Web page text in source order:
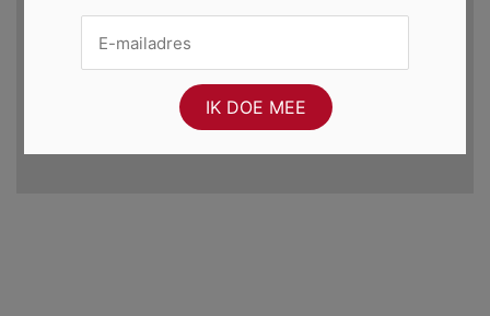
za. 8 aug. 2026 zo. 9 aug. 2026